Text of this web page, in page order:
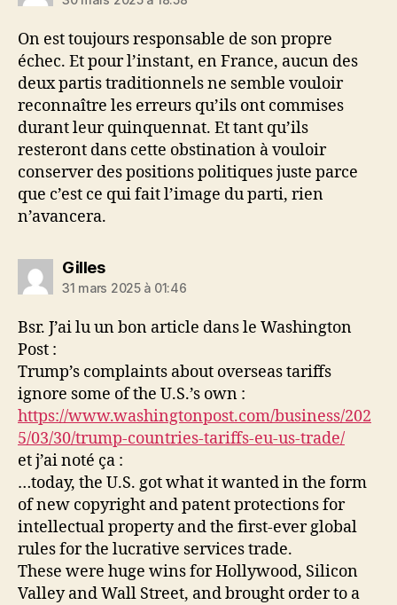
On est toujours responsable de son propre
échec. Et pour l’instant, en France, aucun des
deux partis traditionnels ne semble vouloir
reconnaître les erreurs qu’ils ont commises
durant leur quinquennat. Et tant qu’ils
resteront dans cette obstination à vouloir
conserver des positions politiques juste parce
que c’est ce qui fait l’image du parti, rien
n’avancera.
Gillesdit :
31 mars 2025 à 01:46
Bsr. J’ai lu un bon article dans le Washington
Post :
Trump’s complaints about overseas tariffs
ignore some of the U.S.’s own :
https://www.washingtonpost.com/business/202
5/03/30/trump-countries-tariffs-eu-us-trade/
et j’ai noté ça :
…today, the U.S. got what it wanted in the form
of new copyright and patent protections for
intellectual property and the first-ever global
rules for the lucrative services trade.
These were huge wins for Hollywood, Silicon
Valley and Wall Street, and brought order to a